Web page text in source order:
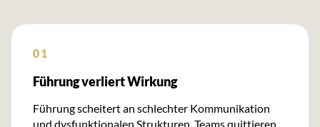
01
Führung verliert Wirkung
Führung scheitert an schlechter Kommunikation
und dysfunktionalen Strukturen. Teams quittieren